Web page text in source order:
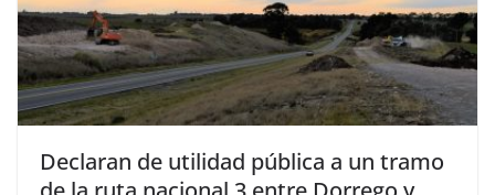
Declaran de utilidad pública a un tramo